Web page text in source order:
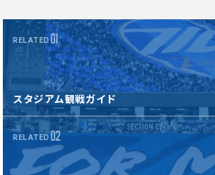
RELATED01
スタジアム観戦ガイド
RELATED02